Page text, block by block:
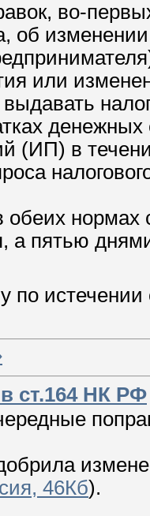
во-
об
или
(ИП) в
нормах
а пятью
по
ст.164 НК РФ
46Кб).